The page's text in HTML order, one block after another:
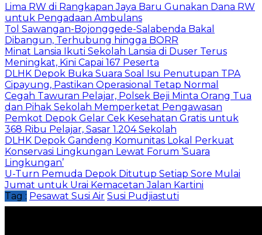
Lima RW di Rangkapan Jaya Baru Gunakan Dana RW
untuk Pengadaan Ambulans
Tol Sawangan-Bojonggede-Salabenda Bakal
Dibangun, Terhubung hingga BORR
Minat Lansia Ikuti Sekolah Lansia di Duser Terus
Meningkat, Kini Capai 167 Peserta
DLHK Depok Buka Suara Soal Isu Penutupan TPA
Cipayung, Pastikan Operasional Tetap Normal
Cegah Tawuran Pelajar, Polsek Beji Minta Orang Tua
dan Pihak Sekolah Memperketat Pengawasan
Pemkot Depok Gelar Cek Kesehatan Gratis untuk
368 Ribu Pelajar, Sasar 1.204 Sekolah
DLHK Depok Gandeng Komunitas Lokal Perkuat
Konservasi Lingkungan Lewat Forum ‘Suara
Lingkungan’
U-Turn Pemuda Depok Ditutup Setiap Sore Mulai
Jumat untuk Urai Kemacetan Jalan Kartini
Tag : Pesawat Susi Air Susi Pudjiastuti